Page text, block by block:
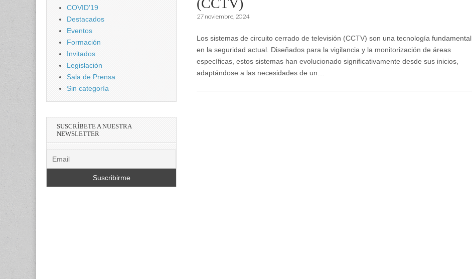
(CCTV)
27 noviembre, 2024
Los sistemas de circuito cerrado de televisión (CCTV) son una tecnología fundamental
en la seguridad actual. Diseñados para la vigilancia y la monitorización de áreas
específicas, estos sistemas han evolucionado significativamente desde sus inicios,
adaptándose a las necesidades de un…
COVID'19
Destacados
Eventos
Formación
Invitados
Legislación
Sala de Prensa
Sin categoría
SUSCRÍBETE A NUESTRA
NEWSLETTER